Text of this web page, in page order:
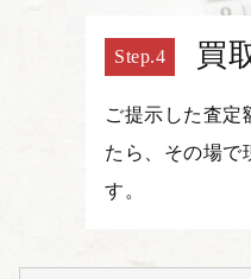
買
ご提示した査定
たら、その場で
す。